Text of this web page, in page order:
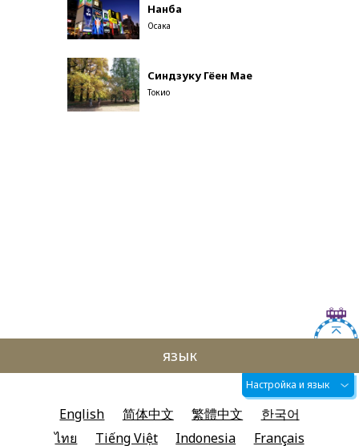
Нанба
Осака
Синдзуку Гёен Мае
Токио
язык
Настройка и язык
English 简体中文 繁體中文
한국어
ไทย
Tiếng Việt Indonesia Français